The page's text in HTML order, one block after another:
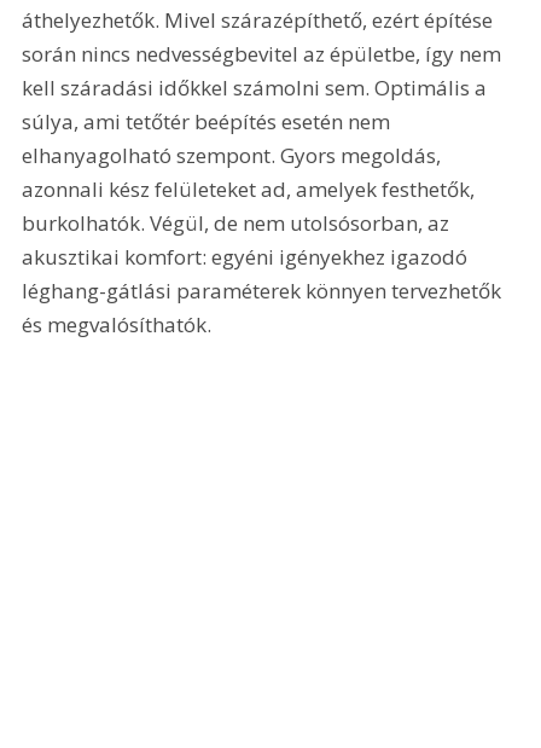
áthelyezhetők. Mivel szárazépíthető, ezért építése
során nincs nedvességbevitel az épületbe, így nem
kell száradási időkkel számolni sem. Optimális a
súlya, ami tetőtér beépí­tés esetén nem
elhanyagolható szempont. Gyors megoldás,
azonnali kész felületeket ad, amelyek festhetők,
burkolhatók. Végül, de nem utolsósorban, az
akusztikai komfort: egyéni igényekhez igazodó
léghang-gátlási paraméterek könnyen tervezhetők
és megvalósíthatók.